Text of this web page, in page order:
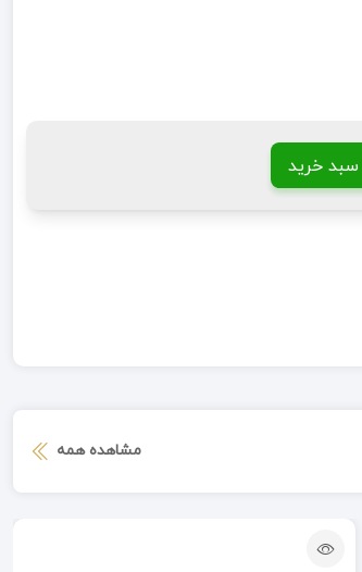
سبد خرید
مشاهده همه